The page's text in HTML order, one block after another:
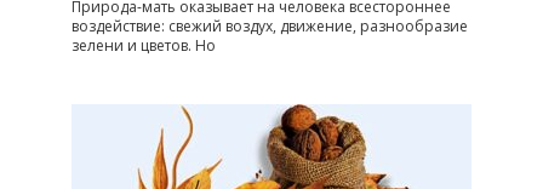
Природа-мать оказывает на человека всестороннее
воздействие: свежий воздух, движение, разнообразие
зелени и цветов. Но